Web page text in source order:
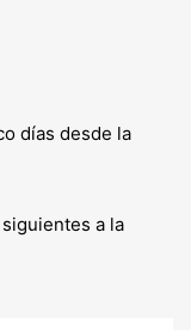
días desde la
a la